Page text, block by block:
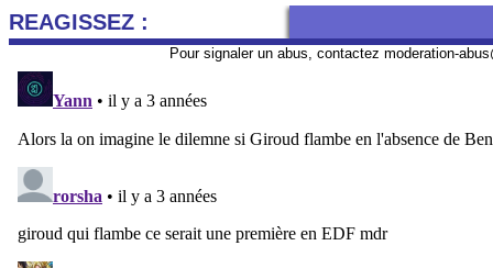
REAGISSEZ :
Pour signaler un abus, contactez moderation-